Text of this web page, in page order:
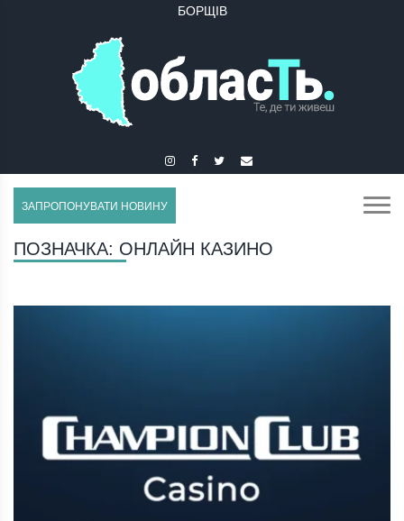
ЗАПРОПОНУВАТИ НОВИНУ
ПОЗНАЧКА: ОНЛАЙН КАЗИНО